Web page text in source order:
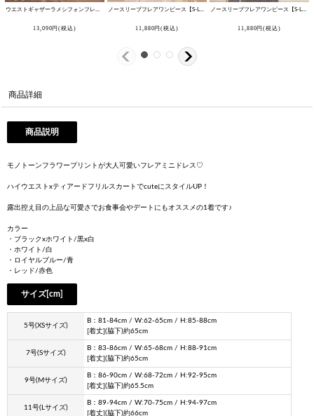
J-968IM-GY-25RK]
13,090円(税込) 11,880円(税込) 11,880円(税込)
商品詳細
商品説明
モノトーンフラワープリントが大人可愛いフレアミニドレス♡
ハイウエストxティアードフリルスカートでcuteにスタイルUP！
露出控え目の上品な可愛さでお食事会やデートにもオススメの1着です♪
カラー
・ブラックxホワイト/黒x白
・ホワイト/白
・ロイヤルブルー/青
・レッド/赤色
サイズ[cm]
5号(XSサイズ)
B：81-84cm / W:62-65cm / H:85-88cm
[着丈](脇下)約65cm
7号(Sサイズ)
B：83-86cm / W:65-68cm / H:88-91cm
[着丈](脇下)約65cm
9号(Mサイズ)
B：86-90cm / W:68-72cm / H:92-95cm
[着丈](脇下)約65.5cm
11号(Lサイズ)
B：89-94cm / W:70-75cm / H:94-97cm
[着丈](脇下)約66cm